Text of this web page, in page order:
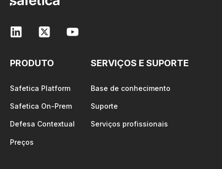
PRODUTO
Safetica Platform
Safetica On-Prem
Defesa Contextual
Preços
SERVIÇOS E SUPORTE
Base de conhecimento
Suporte
Serviços profissionais